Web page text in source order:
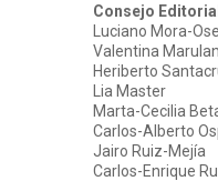
Consejo
Heriberto
Lia Master
Marta-Cecilia
Carlos-Alberto
Jairo Ruiz-Mejía
Carlos-Enrique